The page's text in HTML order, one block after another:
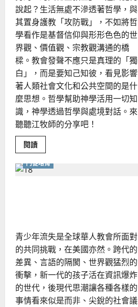
說起？生活無處不滲透著哲學，與
其置身護教「攻防戰」，不如將哲
學看作是基督信仰與形形色色的世
界觀、價值觀、宗教觀溝通的橋
樑。教會發聲不應只是真理的「獨
白」，而是要知己知彼，看見影響
著人類社會文化和公共空間的是什
麼思想。哲學幫助神學活用一切知
識，神學透過哲學與處境對話。來
聽聽江牧師的分享吧！
閱讀Read
more
哲
容？
門徒培育
青少年流失是全球華人教會所面對
的共同挑戰，在美國亦然。跨代的
差異、言語的隔閡、世界觀猛烈的
衝擊，新一代的孩子活在資訊爆炸
的世代，後現代思潮讓各種各樣的
事情看來似是而非、尖銳的社會議